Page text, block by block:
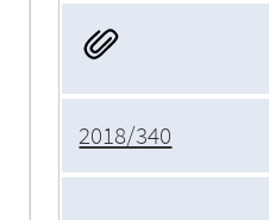
2018/340